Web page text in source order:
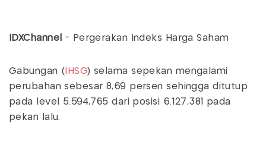
IDXChannel - Pergerakan Indeks Harga Saham
Gabungan ( IHSG) selama sepekan mengalami
perubahan sebesar 8,69 persen sehingga ditutup
pada level 5.594,765 dari posisi 6.127,381 pada
pekan lalu.